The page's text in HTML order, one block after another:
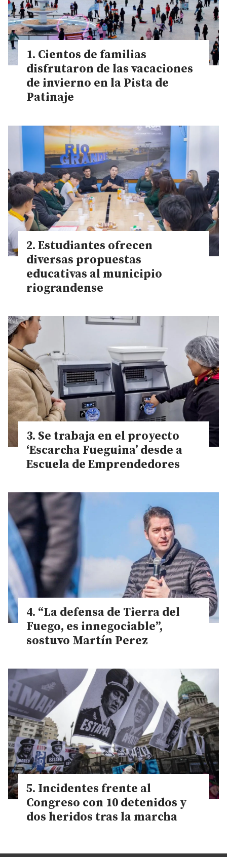
Cientos de familias
disfrutaron de las vacaciones
de invierno en la Pista de
Patinaje
Estudiantes ofrecen
diversas propuestas
educativas al municipio
riograndense
Se trabaja en el proyecto
‘Escarcha Fueguina’ desde a
Escuela de Emprendedores
“La defensa de Tierra del
Fuego, es innegociable”,
sostuvo Martín Perez
Incidentes frente al
Congreso con 10 detenidos y
dos heridos tras la marcha